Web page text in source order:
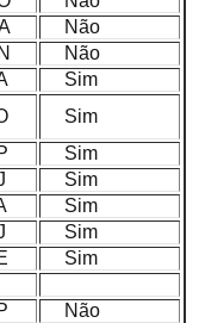
Não
Não
Sim
Sim
Sim
Sim
Sim
Sim
Sim
Não